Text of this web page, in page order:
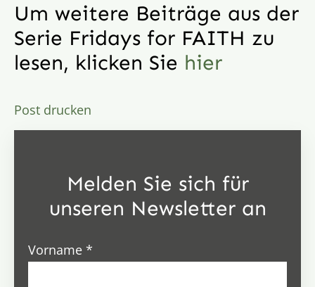
Um weitere Beiträge aus der
Serie Fridays for FAITH zu
lesen, klicken Sie hier
Post drucken
Melden Sie sich für
unseren Newsletter an
Vorname*